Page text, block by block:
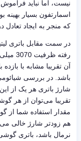
که منجر به ایجاد
رفته
شارژ باتری هر یک از
تقریبا می‌توان از هر
مقدار استفاده شما از
هم زودتر شارژ خالی
نرمال باشد، باتری